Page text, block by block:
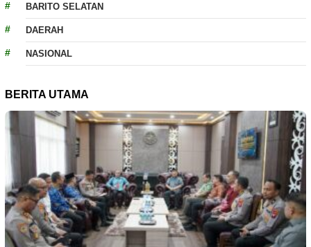
BARITO SELATAN
DAERAH
NASIONAL
BERITA UTAMA